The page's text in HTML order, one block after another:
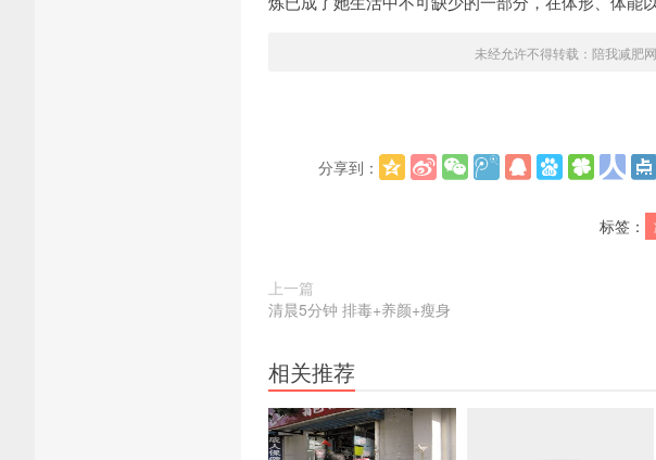
未经允许不得转载： 陪我减肥网
分享到：
标签：
上一篇
清晨5分钟 排毒+养颜+瘦身
相关推荐